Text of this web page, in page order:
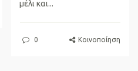
μέλι και...
0 Κοινοποίηση